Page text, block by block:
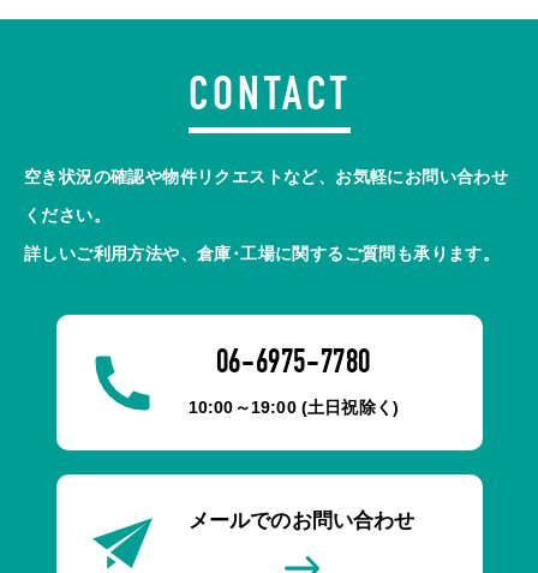
CONTACT
空き状況の確認や物件リクエストなど、お気軽にお問い合わせ
ください。
詳しいご利用方法や、倉庫･工場に関するご質問も承ります。
06-6975-7780
10:00～19:00 (土日祝除く)
メールでのお問い合わせ